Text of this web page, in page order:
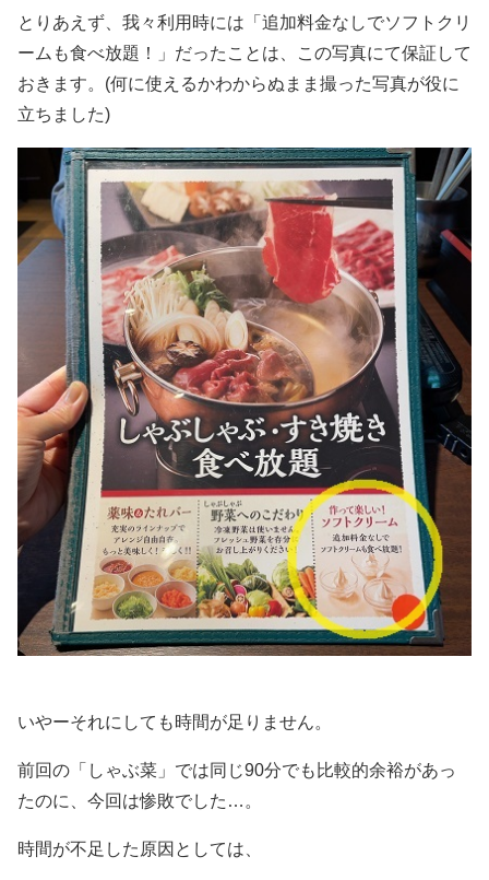
とりあえず、我々利用時には「追加料金なしでソフトクリ
ームも食べ放題！」だったことは、この写真にて保証して
おきます。(何に使えるかわからぬまま撮った写真が役に
立ちました)
いやーそれにしても時間が足りません。
前回の「しゃぶ菜」では同じ90分でも比較的余裕があっ
たのに、今回は惨敗でした…。
時間が不足した原因としては、